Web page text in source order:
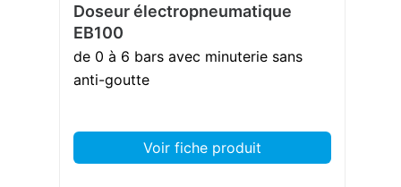
Doseur électropneumatique
EB100
de 0 à 6 bars avec minuterie sans
anti-goutte
Voir fiche produit